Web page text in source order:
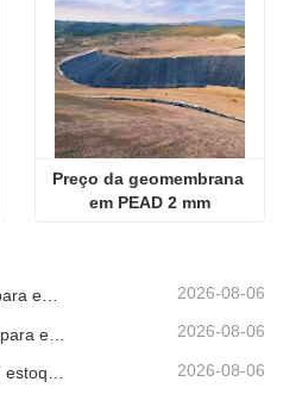
Preço da geomembrana
em PEAD 2 mm
Fabricante de geomembrana para entrega de projetos 2026-08-06
2026-08-06
2026-08-06